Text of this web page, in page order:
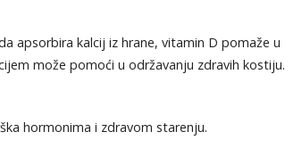
apsorbira kalcij iz hrane, vitamin D pomaže u
može pomoći u održavanju zdravih kostiju.
hormonima i zdravom starenju.